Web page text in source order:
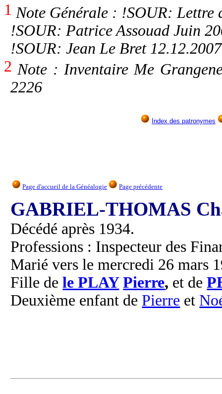
1 Note Générale : !SOUR: Lettre
!SOUR: Patrice Assouad Juin
!SOUR: Jean Le Bret 12.12.2007
2 Note : Inventaire Me
2226
Index des patronymes
Page d'accueil de la Généalogie Page précédente
GABRIEL-THOMAS
Décédé après 1934.
Professions : Inspecteur des
Marié vers le mercredi 26 mars
Fille dele PLAY Pierre, et de
Deuxième enfant de Pierre et